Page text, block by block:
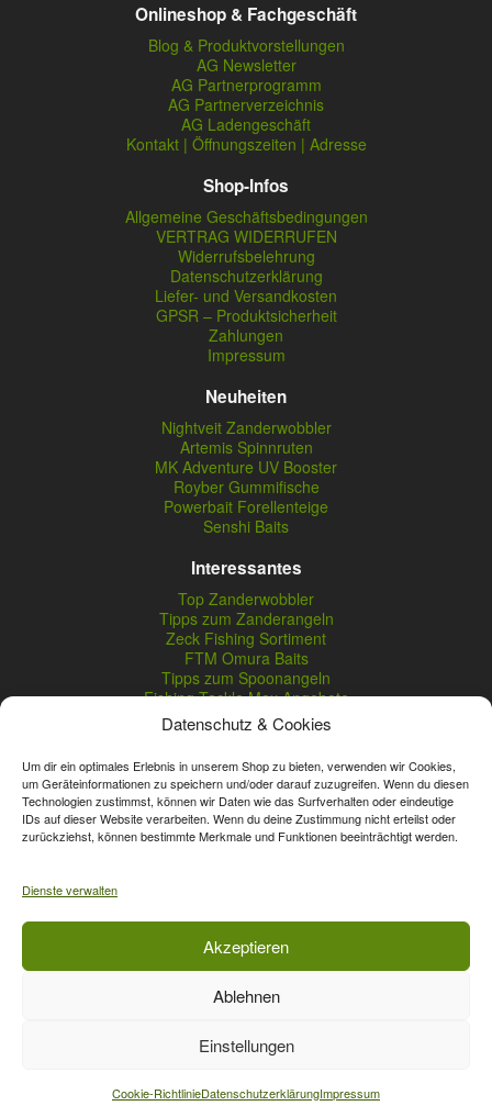
Datenschutz & Cookies
Um dir ein optimales Erlebnis in unserem Shop zu bieten, verwenden wir Cookies,
um Geräteinformationen zu speichern und/oder darauf zuzugreifen. Wenn du diesen
Technologien zustimmst, können wir Daten wie das Surfverhalten oder eindeutige
IDs auf dieser Website verarbeiten. Wenn du deine Zustimmung nicht erteilst oder
zurückziehst, können bestimmte Merkmale und Funktionen beeinträchtigt werden.
Dienste verwalten
Akzeptieren
Ablehnen
Einstellungen
Cookie-RichtlinieDatenschutzerklärungImpressum
Onlineshop & Fachgeschäft
Blog & Produktvorstellungen
AG Newsletter
AG Partnerprogramm
AG Partnerverzeichnis
AG Ladengeschäft
Kontakt | Öffnungszeiten | Adresse
Shop-Infos
Allgemeine Geschäftsbedingungen
VERTRAG WIDERRUFEN
Widerrufsbelehrung
Datenschutzerklärung
Liefer- und Versandkosten
GPSR – Produktsicherheit
Zahlungen
Impressum
Neuheiten
Nightveit Zanderwobbler
Artemis Spinnruten
MK Adventure UV Booster
Royber Gummifische
Powerbait Forellenteige
Senshi Baits
Interessantes
Top Zanderwobbler
Tipps zum Zanderangeln
Zeck Fishing Sortiment
FTM Omura Baits
Tipps zum Spoonangeln
Fishing Tackle Max Angebote
Seika Pro Produkte
Nightveit Zanderwobbler
Vertrag widerrufen
Unsere Onlinepreise können günstiger sein.
Affiliate, Partner Rabatt-Codes und Aktionscodes gelten für das gesamte
Sortiment, davon ausgeschlossen sind Gutscheine, Sale-Produkte, Zeck
Codes gelten für das gesamte Sortiment.